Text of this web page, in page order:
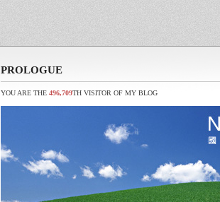
PROLOGUE
YOU ARE THE 496,709TH VISITOR OF MY BLOG